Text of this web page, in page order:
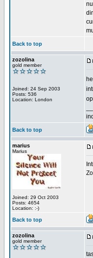
Back to top
zozolina
gold member
Joined: 24 Sep 2003
Posts: 536
Location: London
Back to top
marius
Marius
Joined: 29 Oct 2003
Posts: 4654
Location: :-)
Back to top
zozolina
gold member